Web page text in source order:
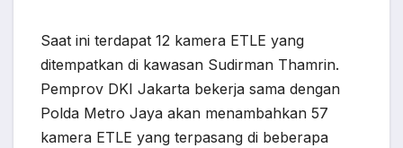
Saat ini terdapat 12 kamera ETLE yang
ditempatkan di kawasan Sudirman Thamrin.
Pemprov DKI Jakarta bekerja sama dengan
Polda Metro Jaya akan menambahkan 57
kamera ETLE yang terpasang di beberapa